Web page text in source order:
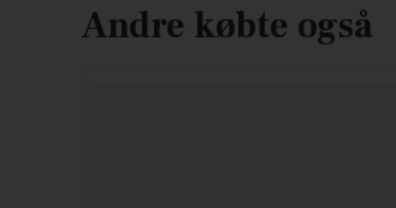
Andre købte også